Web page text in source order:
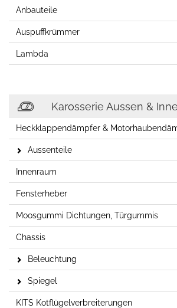
Anbauteile
Auspuffkrümmer
Lambda
Karosserie Aussen &
Heckklappendämpfer &
Aussenteile
Innenraum
Fensterheber
Moosgummi Dichtungen, Türgummis
Chassis
Beleuchtung
Spiegel
KITS Kotflügelverbreiterungen